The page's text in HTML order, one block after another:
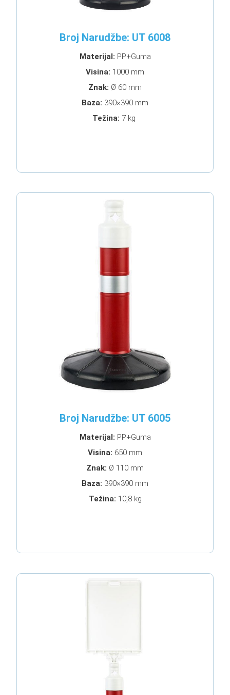
Broj Narudžbe: UT 6008
Materijal: PP+Guma
Visina: 1000 mm
Znak: Ø 60 mm
Baza: 390×390 mm
Težina: 7 kg
Broj Narudžbe: UT 6005
Materijal: PP+Guma
Visina: 650 mm
Znak: Ø 110 mm
Baza: 390×390 mm
Težina: 10,8 kg